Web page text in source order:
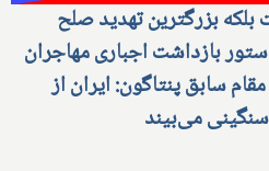
بلکه بزرگترین تهدید صلح
بازداشت اجباری مهاجران
سابق پنتاگون: ایران از
می‌بیند